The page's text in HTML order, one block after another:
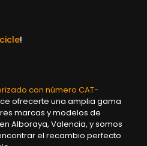
!
con número CAT-
ofrecerte una amplia gama
marcas y modelos de
Alboraya, Valencia, y somos
el recambio perfecto